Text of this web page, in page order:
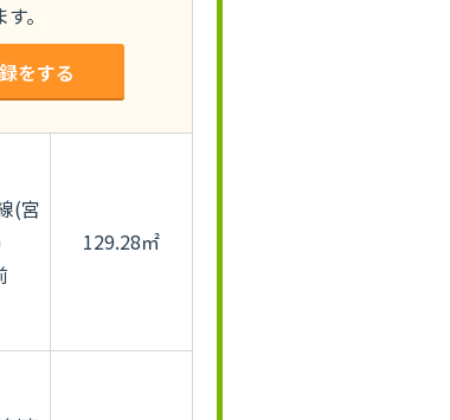
。
をする
(宮
129.28㎡